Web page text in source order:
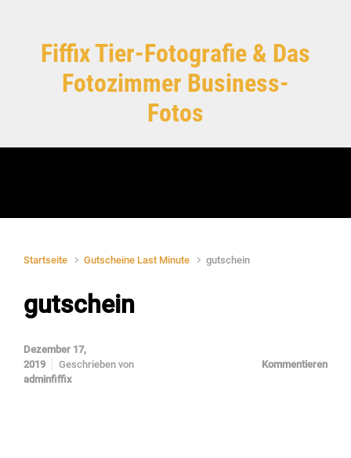
Fiffix Tier-Fotografie & Das
Fotozimmer Business-
Fotos
Startseite Gutscheine Last Minute gutschein
gutschein
Dezember 17,
2019
Geschrieben von
adminfiffix
Kommentieren